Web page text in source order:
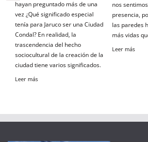
más de una
especial
ser una Ciudad
la
del hecho
la creación de la
significados.
nos sentimos pequeños en su
presencia, porque sabemos que
las paredes han presenciado
más vidas que las hemos vivido.
Leer más